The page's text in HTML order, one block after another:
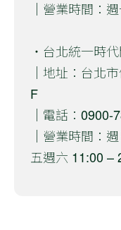
｜營業時間：
・台北統一時
｜地址：台北
F
｜電話：0900-
｜營業時間：
五週六 11:00 –